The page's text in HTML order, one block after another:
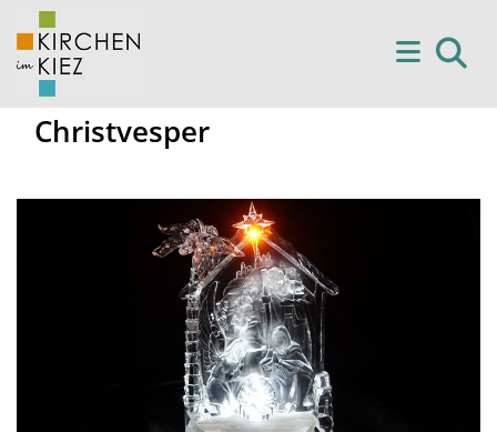
Christvesper